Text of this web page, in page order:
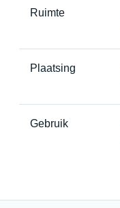
Ruimte
Plaatsing
Gebruik